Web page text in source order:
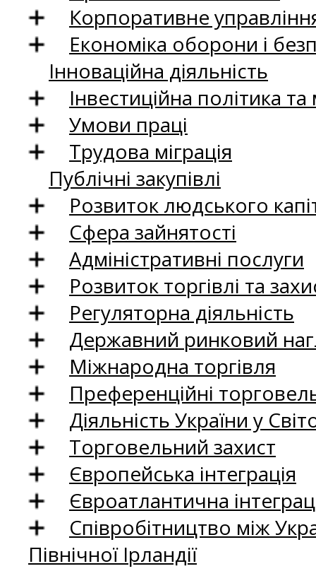
Корпоративне
Економіка оборони і
Інноваційна діяльність
Інвестиційна політика
Умови праці
Трудова міграція
Публічні закупівлі
Розвиток людського
Сфера зайнятості
Адміністративні послуги
Розвиток торгівлі та
Регуляторна діяльність
Державний ринковий
Міжнародна торгівля
Преференційні
Діяльність України у
Торговельний захист
Європейська інтеграція
Євроатлантична
Співробітництво між
Північної Ірландії